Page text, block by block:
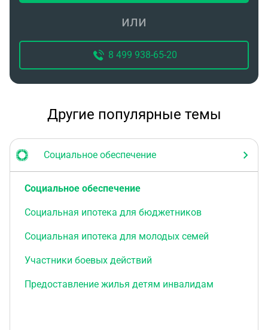
или
8 499 938-65-20
Другие популярные темы
Социальное обеспечение
Социальное обеспечение
Социальная ипотека для бюджетников
Социальная ипотека для молодых семей
Участники боевых действий
Предоставление жилья детям инвалидам